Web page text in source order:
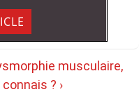
musculaire,
? ›